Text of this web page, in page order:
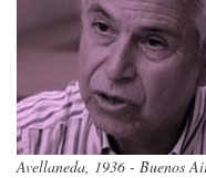
Avellaneda, 1936 - Buenos